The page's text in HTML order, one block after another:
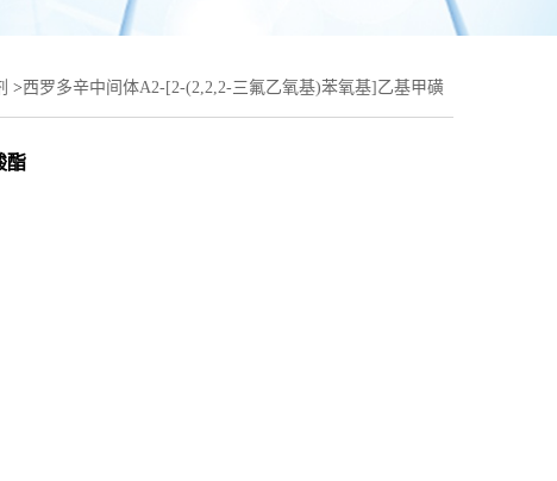
>西罗多辛中间体A2-[2-(2,2,2-三氟乙氧基)苯氧基]乙基甲磺
酯